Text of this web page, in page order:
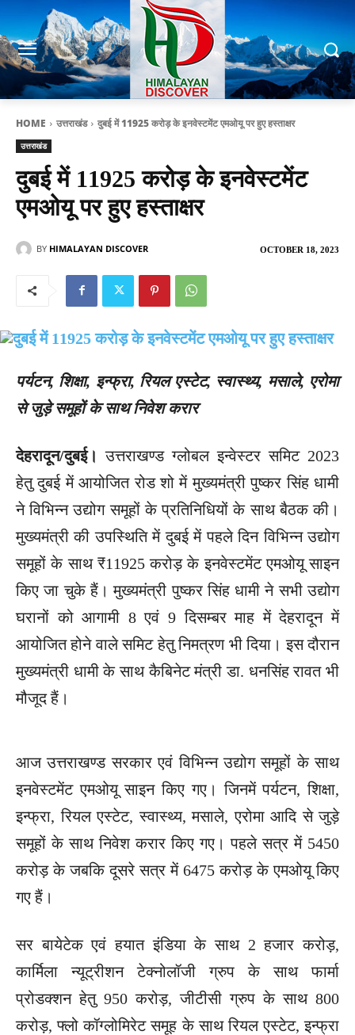
HOME उत्तराखंड दुबई में 11925 करोड़ के इनवेस्टमेंट एमओयू पर हुए हस्ताक्षर
उत्तराखंड
दुबई में 11925 करोड़ के इनवेस्टमेंट
एमओयू पर हुए हस्ताक्षर
OCTOBER 18, 2023
BY HIMALAYAN DISCOVER
पर्यटन, शिक्षा, इन्फ्रा, रियल एस्टेट, स्वास्थ्य, मसाले, एरोमा
से जुड़े समूहों के साथ निवेश करार
देहरादून/दुबई। उत्तराखण्ड ग्लोबल इन्वेस्टर समिट 2023
हेतु दुबई में आयोजित रोड शो में मुख्यमंत्री पुष्कर सिंह धामी
ने विभिन्न उद्योग समूहों के प्रतिनिधियों के साथ बैठक की।
मुख्यमंत्री की उपस्थिति में दुबई में पहले दिन विभिन्न उद्योग
समूहों के साथ ₹11925 करोड़ के इनवेस्टमेंट एमओयू साइन
किए जा चुके हैं। मुख्यमंत्री पुष्कर सिंह धामी ने सभी उद्योग
घरानों को आगामी 8 एवं 9 दिसम्बर माह में देहरादून में
आयोजित होने वाले समिट हेतु निमत्रण भी दिया। इस दौरान
मुख्यमंत्री धामी के साथ कैबिनेट मंत्री डा. धनसिंह रावत भी
मौजूद हैं।
आज उत्तराखण्ड सरकार एवं विभिन्न उद्योग समूहों के साथ
इनवेस्टमेंट एमओयू साइन किए गए। जिनमें पर्यटन, शिक्षा,
इन्फ्रा, रियल एस्टेट, स्वास्थ्य, मसाले, एरोमा आदि से जुड़े
समूहों के साथ निवेश करार किए गए। पहले सत्र में 5450
करोड़ के जबकि दूसरे सत्र में 6475 करोड़ के एमओयू किए
गए हैं।
सर बायेटेक एवं हयात इंडिया के साथ 2 हजार करोड़,
कार्मिला न्यूट्रीशन टेक्नोलॉजी ग्रुप के साथ फार्मा
प्रोडक्शन हेतु 950 करोड़, जीटीसी ग्रुप के साथ 800
करोड़, फ्लो कॉग्लोमिरेट समूह के साथ रियल एस्टेट, इन्फ्रा